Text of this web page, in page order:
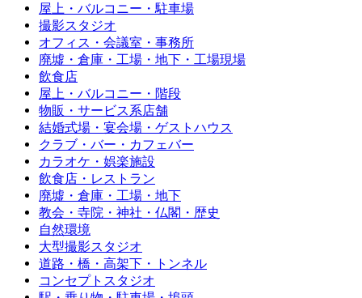
屋上・バルコニー・駐車場
撮影スタジオ
オフィス・会議室・事務所
廃墟・倉庫・工場・地下・工場現場
飲食店
屋上・バルコニー・階段
物販・サービス系店舗
結婚式場・宴会場・ゲストハウス
クラブ・バー・カフェバー
カラオケ・娯楽施設
飲食店・レストラン
廃墟・倉庫・工場・地下
教会・寺院・神社・仏閣・歴史
自然環境
大型撮影スタジオ
道路・橋・高架下・トンネル
コンセプトスタジオ